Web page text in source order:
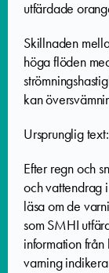
utfärdade
Skillnaden
höga flöden
kan
Ursprunglig text:
Efter regn och
och vattendrag
läsa om de
som SMHI
information från
varning